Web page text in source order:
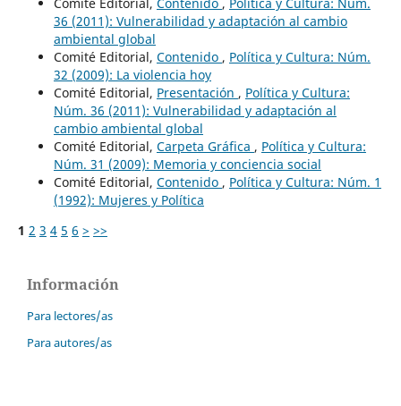
36 (2011): Vulnerabilidad y adaptación al cambio
ambiental global
Comité Editorial, Contenido , Política y Cultura: Núm.
32 (2009): La violencia hoy
Comité Editorial, Presentación , Política y Cultura:
Núm. 36 (2011): Vulnerabilidad y adaptación al
cambio ambiental global
Comité Editorial, Carpeta Gráfica , Política y Cultura:
Núm. 31 (2009): Memoria y conciencia social
Comité Editorial, Contenido , Política y Cultura: Núm. 1
(1992): Mujeres y Política
1 2 3 4 5 6 > >>
Información
Para lectores/as
Para autores/as